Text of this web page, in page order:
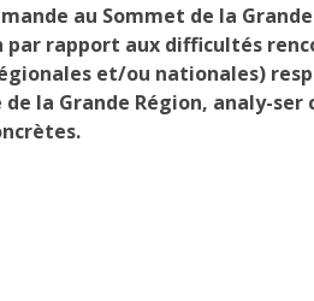
au Sommet de la
par rapport aux difficultés
et/ou nationales)
la Grande Région, analy-